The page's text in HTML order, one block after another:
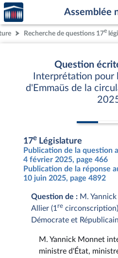
Aller au contenu
Aller en bas de la page
Accèder
à la
page
d'accueil
Assemblée
Recherche de questions 17e
Question
Interprétation pour
d'Emmaüs de la
17e Législature
Publication de la question
4 février 2025, page 466
Publication de la réponse
10 juin 2025, page 4892
Question de : M.
Allier (1 re
Démocrate et
M. Yannick Monnet
ministre d'État,